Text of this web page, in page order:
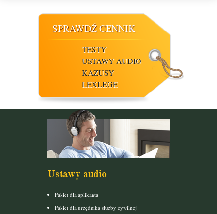
SPRAWDŹ CENNIK
TESTY
USTAWY AUDIO
KAZUSY
LEXLEGE
Ustawy audio
Pakiet dla aplikanta
Pakiet dla urzędnika służby cywilnej